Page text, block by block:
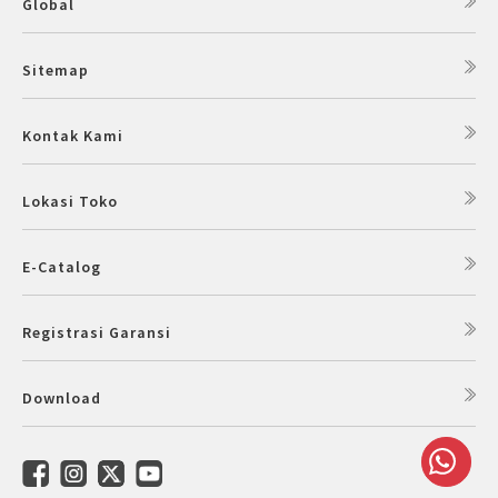
Sitemap
Kontak Kami
Lokasi Toko
E-Catalog
Registrasi Garansi
Download